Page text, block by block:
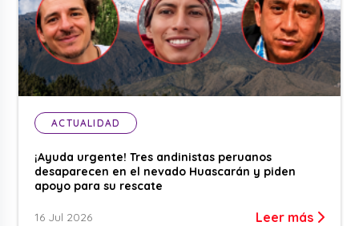
ACTUALIDAD
¡Ayuda urgente! Tres andinistas peruanos
desaparecen en el nevado Huascarán y piden
apoyo para su rescate
16 Jul 2026 Leer más